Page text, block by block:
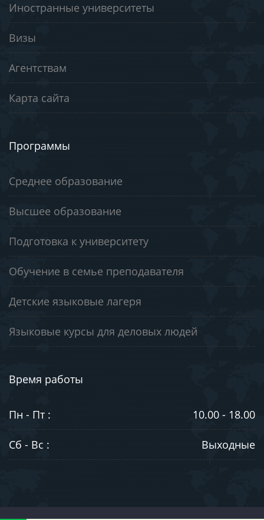
Иностранные университеты
Визы
Агентствам
Карта сайта
Программы
Среднее образование
Высшее образование
Подготовка к университету
Обучение в семье преподавателя
Детские языковые лагеря
Языковые курсы для деловых людей
Время работы
Пн - Пт : 10.00 - 18.00
Сб - Вс : Выходные